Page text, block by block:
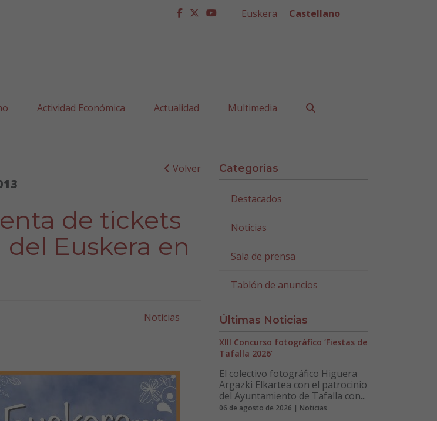
facebook
twitter
youtube
Euskera Castellano
Actividad Económica Actualidad Multimedia
Volver
de tickets
Euskera en
Noticias
Categorías
Destacados
Noticias
Sala de prensa
Tablón de anuncios
Últimas Noticias
XIII Concurso fotográfico ‘Fiestas de
Tafalla 2026’
El colectivo fotográfico Higuera
Argazki Elkartea con el patrocinio
del Ayuntamiento de Tafalla con...
06 de agosto de 2026 | Noticias